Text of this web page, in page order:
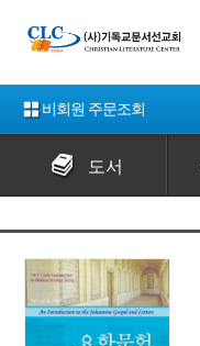
비회원 주문조회
도서